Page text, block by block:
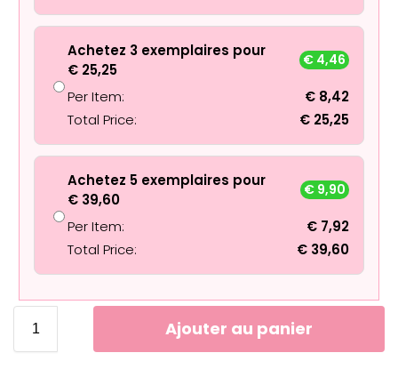
Achetez 3 exemplaires pour
€ 25,25
€ 4,46
Per Item: € 8,42
Total Price:
€ 25,25
Achetez 5 exemplaires pour
€ 39,60
€ 9,90
Per Item: € 7,92
Total Price:
€ 39,60
Ajouter au panier